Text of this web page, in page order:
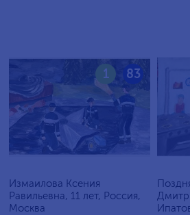
83
1
Измаилова Ксения
Равильевна, 11 лет, Россия,
Москва